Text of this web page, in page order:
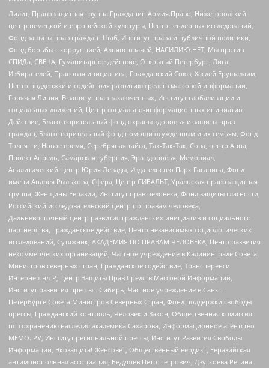
Лилит, Правозащитная группа Гражданин.Армия.Право, Нижегородский
центр немецкой и европейской культуры, Центр гендерных исследований,
Фонд защиты прав граждан Штаб, Институт права и публичной политики,
Фонд борьбы с коррупцией, Альянс врачей, НАСИЛИЮ.НЕТ, Мы против
СПИДа, СВЕЧА, Гуманитарное действие, Открытый Петербург, Лига
Избирателей, Правовая инициатива, Гражданский Союз, Хасдей Ерушалаим,
Центр поддержки и содействия развитию средств массовой информации,
Горячая Линия, В защиту прав заключенных, Институт глобализации и
социальных движений, Центр социально-информационных инициатив
Действие, Благотворительный фонд охраны здоровья и защиты прав
граждан, Благотворительный фонд помощи осужденным и их семьям, Фонд
Тольятти, Новое время, Серебряная тайга, Так-Так-Так, Сова, центр Анна,
Проект Апрель, Самарская губерния, Эра здоровья, Мемориал,
Аналитический Центр Юрия Левады, Издательство Парк Гагарина, Фонд
имени Андрея Рылькова, Сфера, Центр СИБАЛЬТ, Уральская правозащитная
группа, Женщины Евразии, Институт прав человека, Фонд защиты гласности,
Российский исследовательский центр по правам человека,
Дальневосточный центр развития гражданских инициатив и социального
партнерства, Гражданское действие, Центр независимых социологических
исследований, Сутяжник, АКАДЕМИЯ ПО ПРАВАМ ЧЕЛОВЕКА, Центр развития
некоммерческих организаций, Частное учреждение в Калининграде Совета
Министров северных стран, Гражданское содействие, Трансперенси
Интернешнл-Р, Центр Защиты Прав Средств Массовой Информации,
Институт развития прессы - Сибирь, Частное учреждение в Санкт-
Петербурге Совета Министров Северных Стран, Фонд поддержки свободы
прессы, Гражданский контроль, Человек и Закон, Общественная комиссия
по сохранению наследия академика Сахарова, Информационное агентство
МЕМО. РУ, Институт региональной прессы, Институт Развития Свободы
Информации, Экозащита!-Женсовет, Общественный вердикт, Евразийская
антимонопольная ассоциация, Бедушев Петр Петрович, Дзугкоева Регина